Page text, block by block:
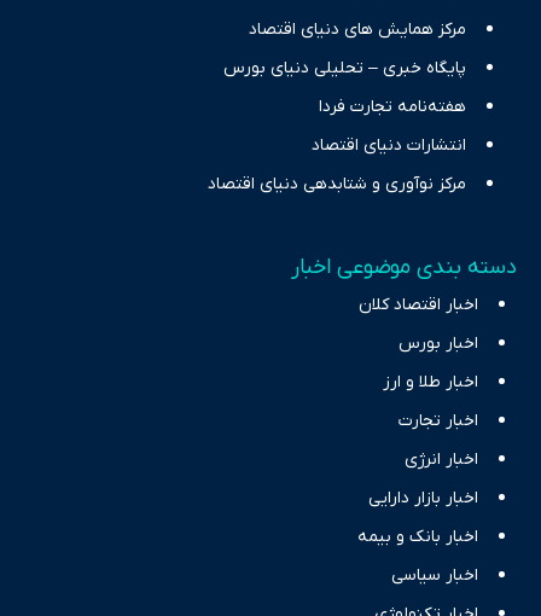
مرکز همایش های دنیای اقتصاد
پایگاه خبری – تحلیلی دنیای بورس
هفته‌نامه تجارت فردا
انتشارات دنیای اقتصاد
مرکز نوآوری و شتابدهی دنیای اقتصاد
دسته بندی موضوعی اخبار
اخبار اقتصاد کلان
اخبار بورس
اخبار طلا و ارز
اخبار تجارت
اخبار انرژی
اخبار بازار دارایی
اخبار بانک و بیمه
اخبار سیاسی